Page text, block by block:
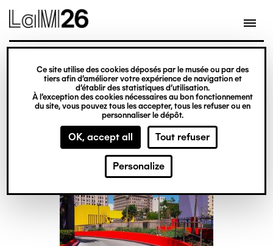
Gestion des cookies
Ce site utilise des cookies déposés par le musée ou par des
tiers afin d’améliorer votre expérience de navigation et
d’établir des statistiques d’utilisation.
À l’exception des cookies nécessaires au bon fonctionnement
du site, vous pouvez tous les accepter, tous les refuser ou en
personnaliser le dépôt.
OK, accept all Tout refuser
Personalize
Skip
main
content
exhibition
Under the Sun
From 1 July
to 18 September 2022